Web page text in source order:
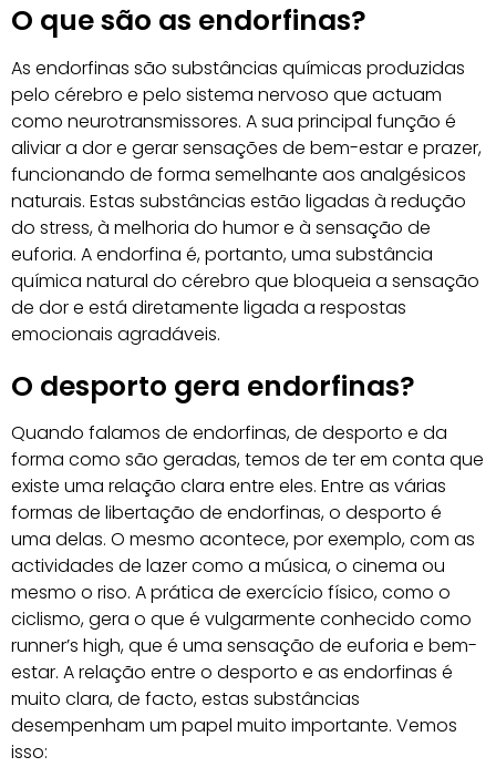
O que são as endorfinas?
As endorfinas são substâncias químicas produzidas
pelo cérebro e pelo sistema nervoso que actuam
como neurotransmissores. A sua principal função é
aliviar a dor e gerar sensações de bem-estar e prazer,
funcionando de forma semelhante aos analgésicos
naturais. Estas substâncias estão ligadas à redução
do stress, à melhoria do humor e à sensação de
euforia. A endorfina é, portanto, uma substância
química natural do cérebro que bloqueia a sensação
de dor e está diretamente ligada a respostas
emocionais agradáveis.
O desporto gera endorfinas?
Quando falamos de endorfinas, de desporto e da
forma como são geradas, temos de ter em conta que
existe uma relação clara entre eles. Entre as várias
formas de libertação de endorfinas, o desporto é
uma delas. O mesmo acontece, por exemplo, com as
actividades de lazer como a música, o cinema ou
mesmo o riso. A prática de exercício físico, como o
ciclismo, gera o que é vulgarmente conhecido como
runner’s high, que é uma sensação de euforia e bem-
estar. A relação entre o desporto e as endorfinas é
muito clara, de facto, estas substâncias
desempenham um papel muito importante. Vemos
isso: